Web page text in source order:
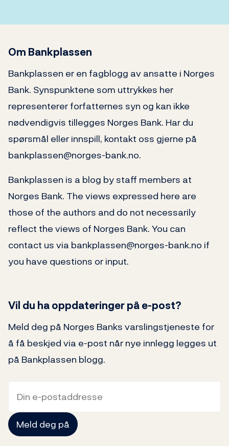
Om Bankplassen
Bankplassen er en fagblogg av ansatte i Norges
Bank. Synspunktene som uttrykkes her
representerer forfatternes syn og kan ikke
nødvendigvis tillegges Norges Bank. Har du
spørsmål eller innspill, kontakt oss gjerne på
bankplassen@norges-bank.no.
Bankplassen is a blog by staff members at
Norges Bank. The views expressed here are
those of the authors and do not necessarily
reflect the views of Norges Bank. You can
contact us via bankplassen@norges-bank.no if
you have questions or input.
Vil du ha oppdateringer på e-post?
Meld deg på Norges Banks varslingstjeneste for
å få beskjed via e-post når nye innlegg legges ut
på Bankplassen blogg.